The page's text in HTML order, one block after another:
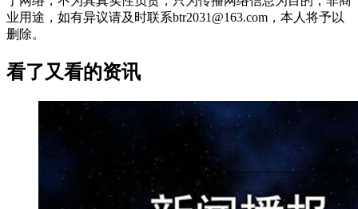
业用途，如有异议请及时联系btr2031@163.com，本人将予以
删除。
看了又看的资讯